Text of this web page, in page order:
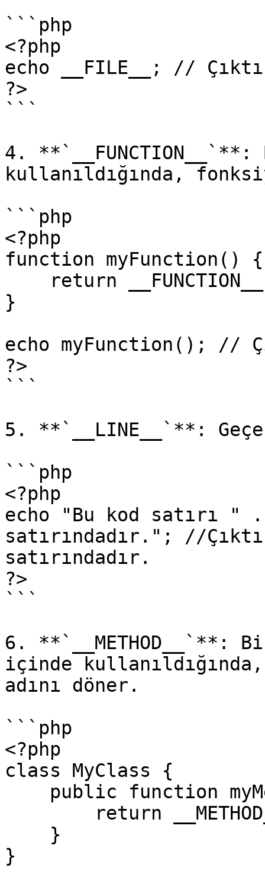
```php
<?php
echo __FILE__; //
?>
```
4.
kullanıldığında,
```php
<?php
function myFunction() {
}
echo myFunction(); //
?>
```
5. **`__LINE__`**:
```php
<?php
echo "Bu kod satırı "
satırındadır."; //
satırındadır.
?>
```
6.
içinde
adını döner.
```php
<?php
class MyClass {
}